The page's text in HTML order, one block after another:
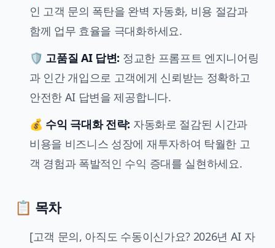
인 고객 문의 폭탄을 완벽 자동화, 비용 절감과
함께 업무 효율을 극대화하세요.
🛡️ 고품질 AI 답변: 정교한 프롬프트 엔지니어링
과 인간 개입으로 고객에게 신뢰받는 정확하고
안전한 AI 답변을 제공합니다.
💰 수익 극대화 전략: 자동화로 절감된 시간과
비용을 비즈니스 성장에 재투자하여 탁월한 고
객 경험과 폭발적인 수익 증대를 실현하세요.
📋 목차
[고객 문의, 아직도 수동이신가요? 2026년 AI 자